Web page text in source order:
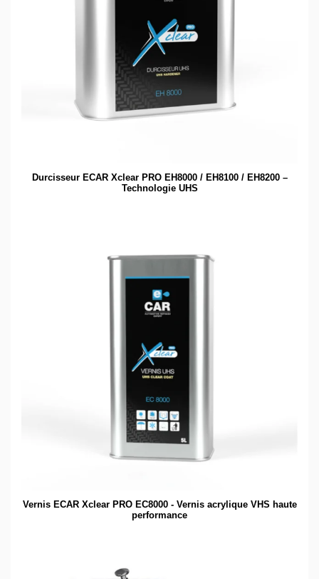
Durcisseur ECAR Xclear PRO EH8000 / EH8100 / EH8200 –
Technologie UHS
Vernis ECAR Xclear PRO EC8000 - Vernis acrylique VHS haute
performance